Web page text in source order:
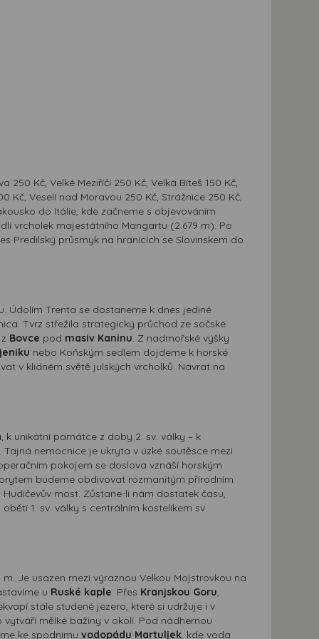
Kč, Velké Meziříčí 250 Kč, Velká Bíteš 150 Kč,
Kč, Veselí nad Moravou 250 Kč, Strážnice 250 Kč,
do Itálie, kde začneme s objevováním
vrcholek majestátního Mangartu (2.679 m). Po
Predilský průsmyk na hranicích se Slovinskem do
Údolím Trenta se dostaneme k dnes jediné
Tvrz střežila strategický průchod ze sočské
Bovce pod masiv Kaninu. Z nadmořské výšky
nebo Koňským sedlem dojdeme k horské
v klidném světě julských vrcholků. Návrat na
k unikátní památce z doby 2. sv. války – k
nemocnice je ukryta v úzké soutěsce mezi
pokojem se doslova vznáší horským
budeme obdivovat rozmanitým přírodním
most. Zůstane-li nám dostatek času,
1. sv. války s centrálním kostelíkem sv.
m. Je usazen mezi výraznou Velkou Mojstrovkou na
u Ruské kaple. Přes Kranjskou Goru,
stále studené jezero, které si udržuje i v
mělké bažiny v okolí. Pod nádhernou
ke spodnímu vodopádu Martuljek, kde voda